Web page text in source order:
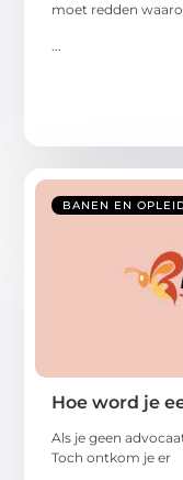
moet redden
BANEN EN
Hoe word je
Als je geen
Toch ontkom je er